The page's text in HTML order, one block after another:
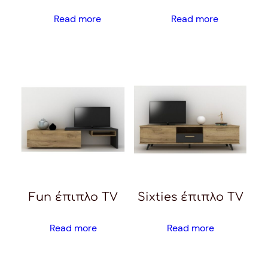
Read more Read more
Fun έπιπλο TV
Read more
Sixties έπιπλο TV
Read more